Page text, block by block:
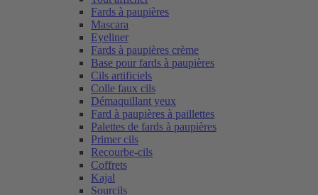
Fards à paupières
Mascara
Eyeliner
Fards à paupières crème
Base pour fards à paupières
Cils artificiels
Colle faux cils
Démaquillant yeux
Fard à paupières à paillettes
Palettes de fards à paupières
Primer cils
Recourbe-cils
Coffrets
Kajal
Sourcils